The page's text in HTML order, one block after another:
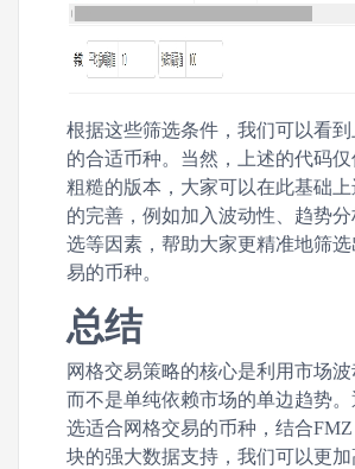
根据这些筛选条件，我们可以看到
的合适币种。当然，上述的代码
粗糙的版本，大家可以在此基础
的完善，例如加入波动性、趋势
选等因素，帮助大家更精准地筛
易的币种。
总结
网格交易策略的核心是利用市场波
而不是单纯依赖市场的单边趋势
选适合网格交易的币种，结合
块的强大数据支持，我们可以更